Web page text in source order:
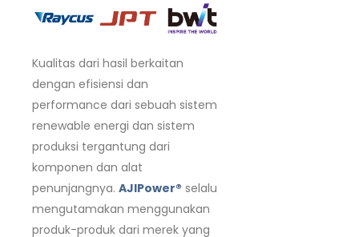
Kualitas dari hasil berkaitan
dengan efisiensi dan
performance dari sebuah sistem
renewable energi dan sistem
produksi tergantung dari
komponen dan alat
penunjangnya. AJIPower® selalu
mengutamakan menggunakan
produk-produk dari merek yang